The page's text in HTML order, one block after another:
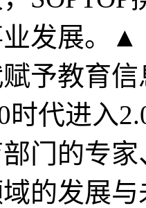
发展。▲
予教育
时代进入
门的专
的发展